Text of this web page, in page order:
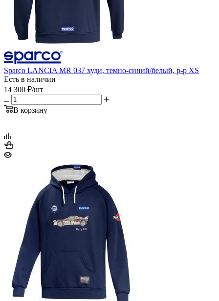
Sparco LANCIA MR 037 худи, темно-синий/белый, р-р XS
Есть в наличии
14 300 ₽/шт
В корзину